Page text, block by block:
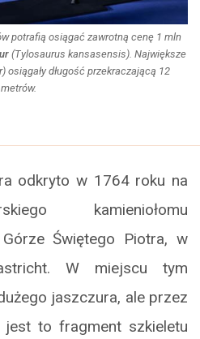
potrafią osiągać zawrotną cenę 1 mln
(Tylosaurus kansasensis). Największe
) osiągały długość przekraczającą 12
metrów.
odkryto w 1764 roku na
kamieniołomu
Świętego Piotra, w
W miejscu tym
jaszczura, ale przez
to fragment szkieletu